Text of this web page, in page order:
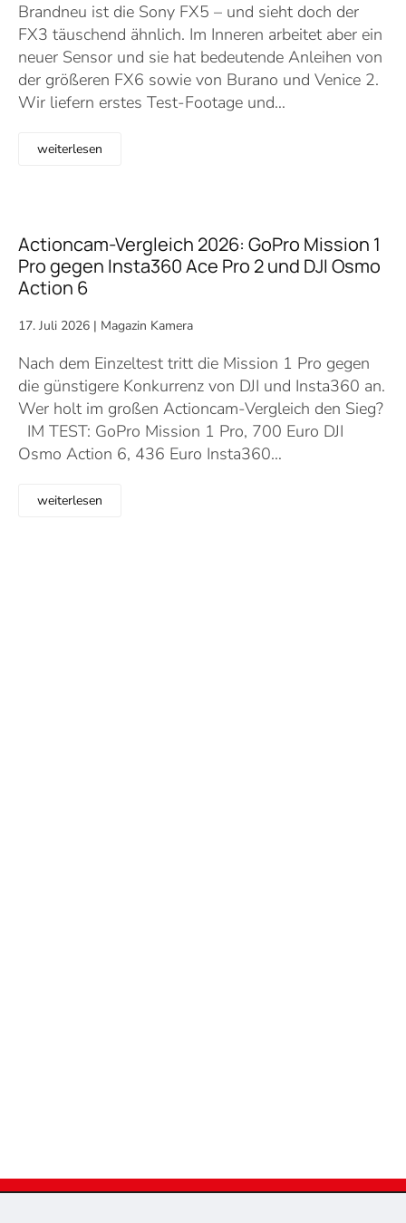
Brandneu ist die Sony FX5 – und sieht doch der
FX3 täuschend ähnlich. Im Inneren arbeitet aber ein
neuer Sensor und sie hat bedeutende Anleihen von
der größeren FX6 sowie von Burano und Venice 2.
Wir liefern erstes Test-Footage und…
weiterlesen
Actioncam-Vergleich 2026: GoPro Mission 1
Pro gegen Insta360 Ace Pro 2 und DJI Osmo
Action 6
17. Juli 2026 | Magazin Kamera
Nach dem Einzeltest tritt die Mission 1 Pro gegen
die günstigere Konkurrenz von DJI und Insta360 an.
Wer holt im großen Actioncam-Vergleich den Sieg?
IM TEST: GoPro Mission 1 Pro, 700 Euro DJI
Osmo Action 6, 436 Euro Insta360…
weiterlesen